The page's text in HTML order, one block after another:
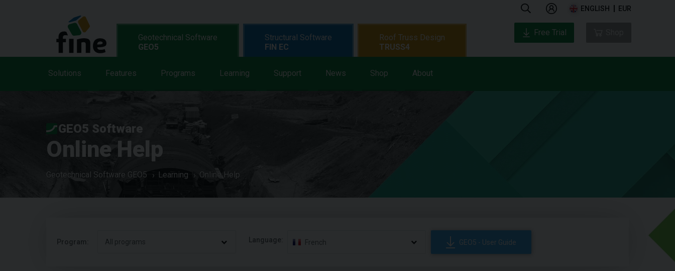
ENGLISH EUR
Geotechnical Software
GEO5
Solutions Features Programs Learning Support News Shop About
Structural Software
FIN EC
Roof Truss Design
TRUSS4
Free Trial
GEO5 Software
Online Help
Geotechnical Software GEO5 Learning Online Help
Program: All programs Language: French GEO5 - User Guide